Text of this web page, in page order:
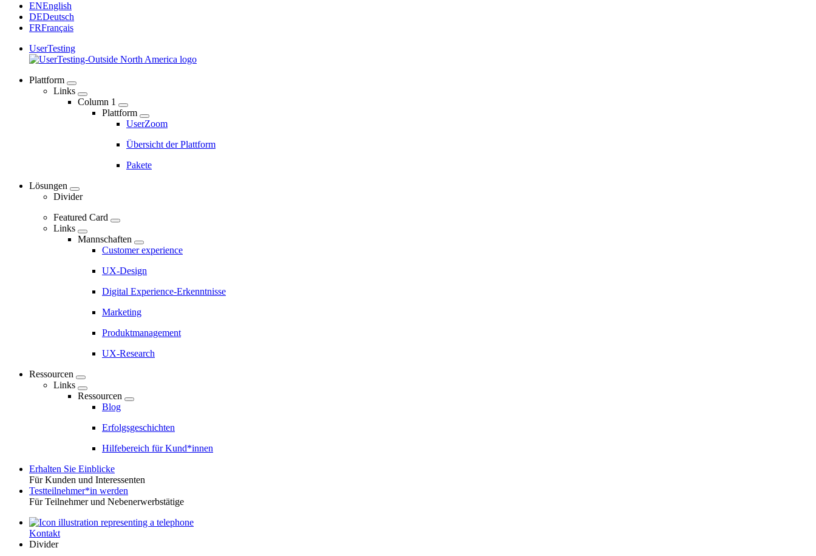
ENEnglish
DEDeutsch
FRFrançais
UserTesting
navigation
Plattform
Links
Column 1
Plattform
UserZoom
Übersicht der Plattform
Pakete
Lösungen
Divider
Featured Card
Links
Mannschaften
Customer experience
UX-Design
Digital Experience-Erkenntnisse
Marketing
Produktmanagement
UX-Research
Ressourcen
Links
Ressourcen
Blog
Erfolgsgeschichten
Hilfebereich für Kund*innen
Toggle
Erhalten Sie Einblicke
Für Kunden und Interessenten
Testteilnehmer*in werden
Für Teilnehmer und Nebenerwerbstätige
UtilityKontakt
Divider